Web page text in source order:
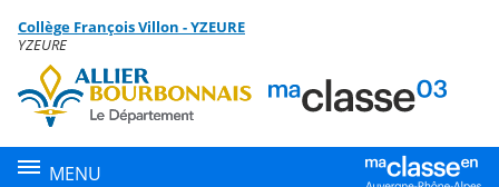
Menu de la rubrique
Contenu
Collège François Villon - YZEURE
YZEURE
MENU